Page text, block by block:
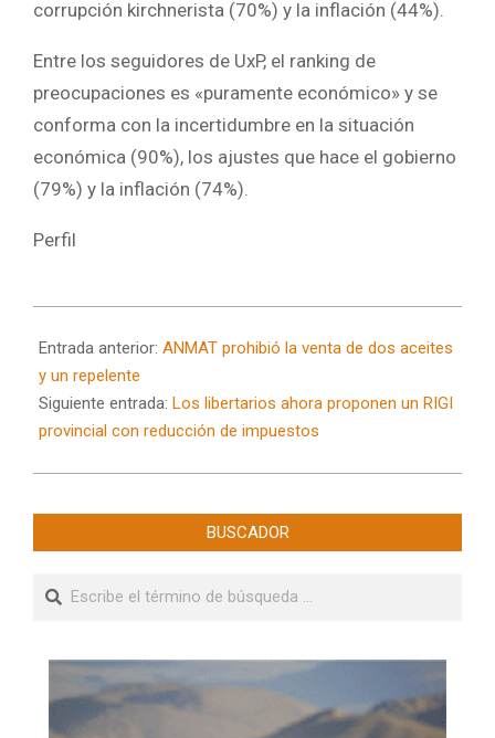
corrupción kirchnerista (70%) y la inflación (44%).
Entre los seguidores de UxP, el ranking de
preocupaciones es «puramente económico» y se
conforma con la incertidumbre en la situación
económica (90%), los ajustes que hace el gobierno
(79%) y la inflación (74%).
Perfil
08-
08
Entrada anterior: ANMAT prohibió la venta de dos aceites
y un repelente
Siguiente entrada: Los libertarios ahora proponen un RIGI
provincial con reducción de impuestos
BUSCADOR
Buscar